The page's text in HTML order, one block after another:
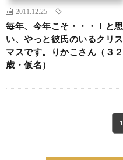
2011.12.25
毎年、今年こそ・・・！と思
い、やっと彼氏のいるクリス
マスです。りかこさん（３２
歳・仮名）
1